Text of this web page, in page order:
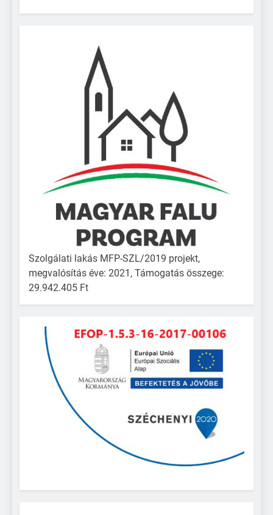
Szolgálati lakás MFP-SZL/2019 projekt,
megvalósítás éve: 2021, Támogatás összege:
29.942.405 Ft